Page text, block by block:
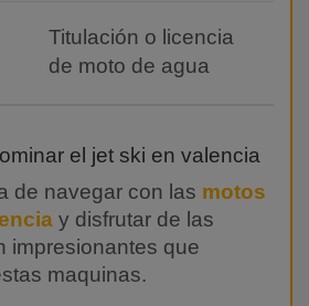
Titulación o licencia
de moto de agua
el jet ski en valencia
de navegar con las motos
y disfrutar de las
impresionantes que
maquinas.